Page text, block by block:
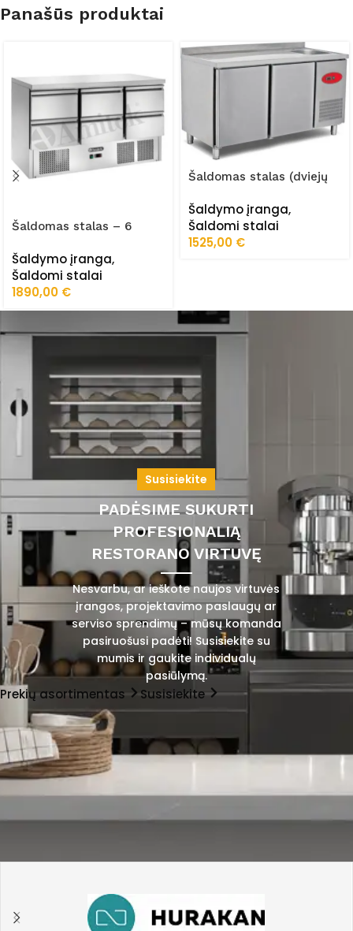
Panašūs produktai
Šaldomas stalas – 6
Šaldymo įranga,
Šaldomi stalai
1890,00 €
Šaldomas stalas (dviejų
Šaldymo įranga,
Šaldomi stalai
1525,00 €
Susisiekite
PADĖSIME SUKURTI
PROFESIONALIĄ
RESTORANO VIRTUVĘ
Nesvarbu, ar ieškote naujos virtuvės
įrangos, projektavimo paslaugų ar
serviso sprendimų – mūsų komanda
pasiruošusi padėti! Susisiekite su
mumis ir gaukite individualų
pasiūlymą.
Prekių asortimentas Susisiekite